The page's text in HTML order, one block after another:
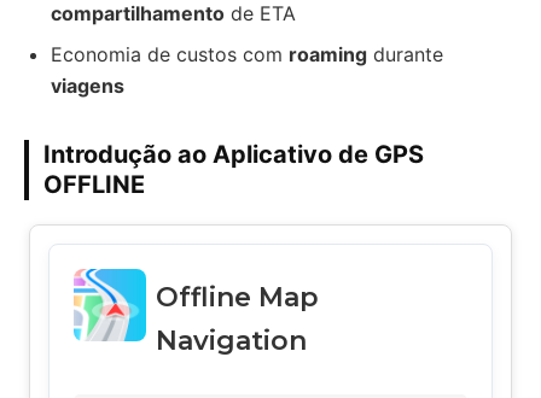
compartilhamento de ETA
Economia de custos com roaming durante
viagens
Introdução ao Aplicativo de GPS
OFFLINE
Offline Map
Navigation